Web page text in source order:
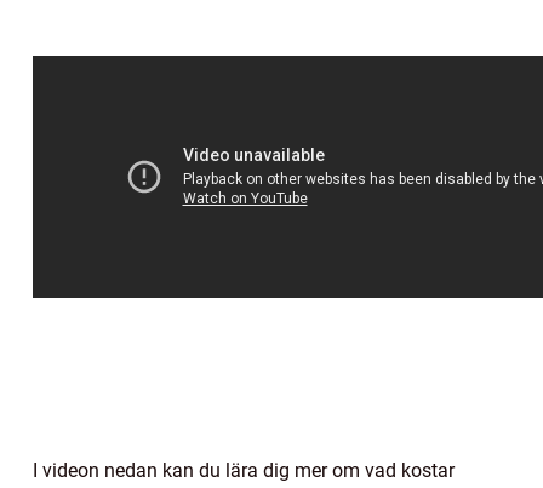
I videon nedan kan du lära dig mer om vad kostar